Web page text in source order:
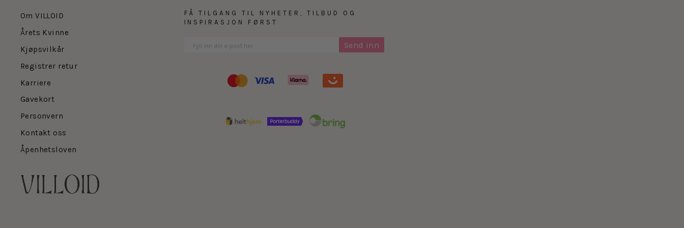
Fluorkarboner (PFC) er ikke bra for miljøet, de brytes ikke ned og
Om VILLOID
Årets Kvinne
Kjøpsvilkår
Registrer retur
Karriere
Gavekort
Personvern
Kontakt oss
Åpenhetsloven
FÅ TILGANG TIL NYHETER, TILBUD OG
INSPIRASJON FØRST
Send inn